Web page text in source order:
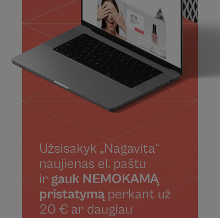
Užsisakyk „Nagavita“
naujienas el. paštu
ir gauk NEMOKAMĄ
pristatymąperkant už
20 € ar daugiau